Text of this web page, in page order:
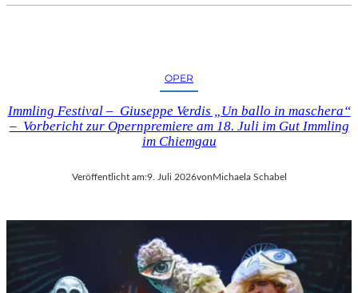
OPER
Immling Festival – Giuseppe Verdis „Un ballo in maschera“
– Vorbericht zur Opernpremiere am 18. Juli im Gut Immling
im Chiemgau
Veröffentlicht am:9. Juli 2026vonMichaela Schabel